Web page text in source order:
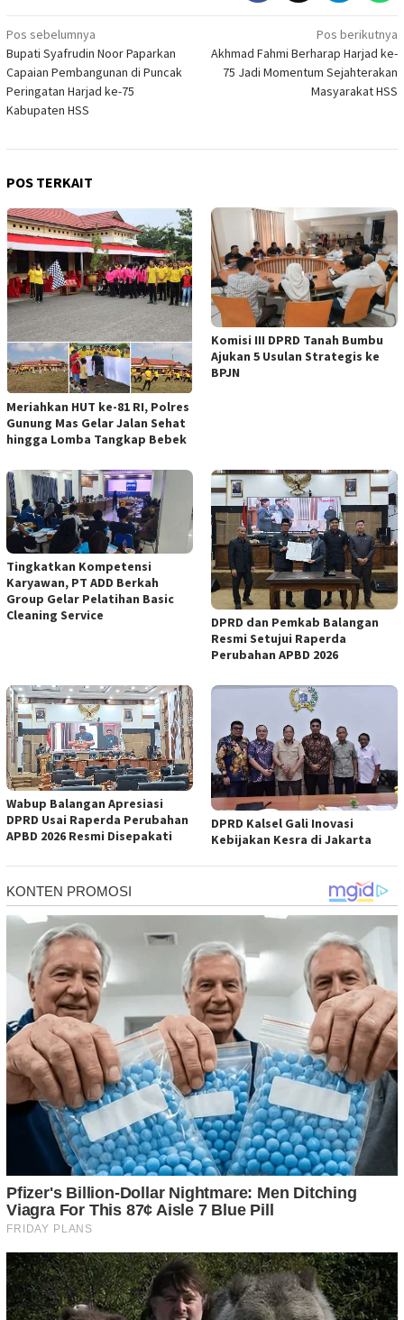
Navigasi
pos
Pos sebelumnya
Bupati Syafrudin Noor Paparkan
Capaian Pembangunan di Puncak
Peringatan Harjad ke-75
Kabupaten HSS
Pos berikutnya
Akhmad Fahmi Berharap Harjad ke-
75 Jadi Momentum Sejahterakan
Masyarakat HSS
POS TERKAIT
Meriahkan HUT ke-81 RI, Polres
Gunung Mas Gelar Jalan Sehat
hingga Lomba Tangkap Bebek
Komisi III DPRD Tanah Bumbu
Ajukan 5 Usulan Strategis ke
BPJN
Tingkatkan Kompetensi
Karyawan, PT ADD Berkah
Group Gelar Pelatihan Basic
Cleaning Service
DPRD dan Pemkab Balangan
Resmi Setujui Raperda
Perubahan APBD 2026
Wabup Balangan Apresiasi
DPRD Usai Raperda Perubahan
APBD 2026 Resmi Disepakati
DPRD Kalsel Gali Inovasi
Kebijakan Kesra di Jakarta